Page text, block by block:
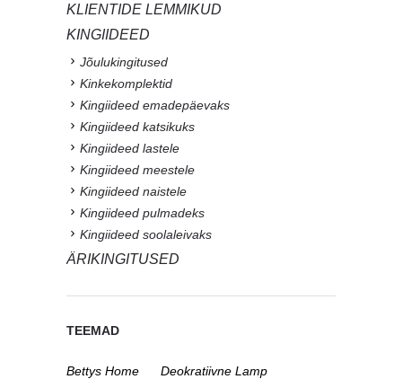
KLIENTIDE LEMMIKUD
KINGIIDEED
Jõulukingitused
Kinkekomplektid
Kingiideed emadepäevaks
Kingiideed katsikuks
Kingiideed lastele
Kingiideed meestele
Kingiideed naistele
Kingiideed pulmadeks
Kingiideed soolaleivaks
ÄRIKINGITUSED
TEEMAD
Bettys Home
Deokratiivne Lamp